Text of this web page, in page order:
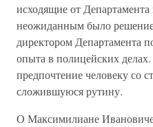
исходящие от
неожиданным было
директором Департамента
опыта в полицейских
предпочтение человеку со
сложившуюся рутину.
О Максимилиане